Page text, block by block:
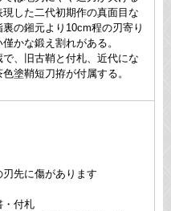
した二代初期作の真面目な
の鎺元より10cm程の刃寄り
かな鍛え割れがある。
、旧古鞘と付札、近代にな
塗鞘短刀拵が付属する。
先に傷があります
付札